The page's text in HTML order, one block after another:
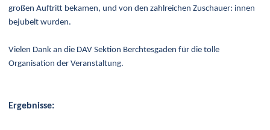
großen Auftritt bekamen, und von den zahlreichen Zuschauer: innen
bejubelt wurden.
Vielen Dank an die DAV Sektion Berchtesgaden für die tolle
Organisation der Veranstaltung.
Ergebnisse: